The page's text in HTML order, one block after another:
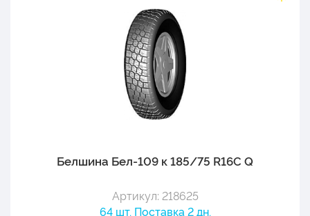
Белшина Бел-109 к 185/75 R16C Q
Артикул: 218625
64 шт. Поставка 2 дн.